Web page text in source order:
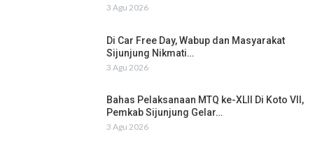
3 Agu 2026
Di Car Free Day, Wabup dan Masyarakat
Sijunjung Nikmati…
3 Agu 2026
Bahas Pelaksanaan MTQ ke-XLII Di Koto VII,
Pemkab Sijunjung Gelar…
3 Agu 2026